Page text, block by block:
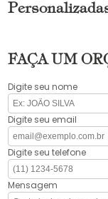
FAÇA UM
Digite seu nome
Digite seu email
Digite seu telefone
Mensagem